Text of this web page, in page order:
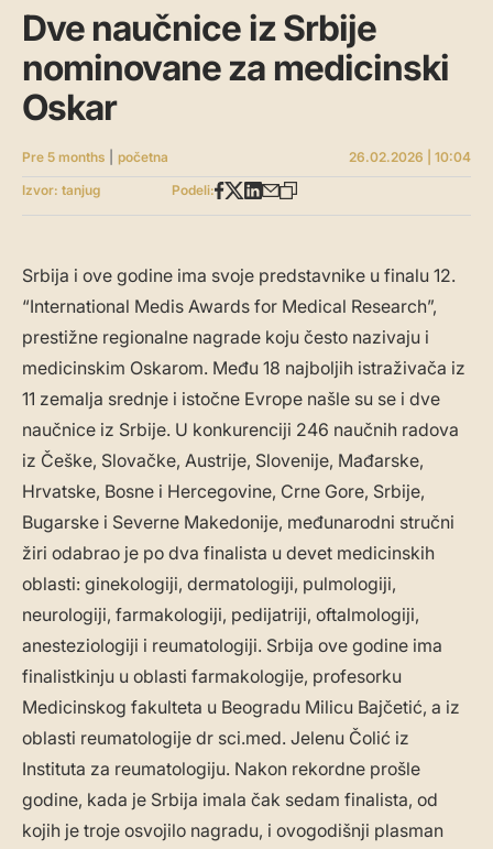
Dve naučnice iz Srbije
nominovane za medicinski
Oskar
Pre 5 months početna
26.02.2026 | 10:04
Izvor: tanjug
Podeli:
Srbija i ove godine ima svoje predstavnike u finalu 12.
“International Medis Awards for Medical Research”,
prestižne regionalne nagrade koju često nazivaju i
medicinskim Oskarom. Među 18 najboljih istraživača iz
11 zemalja srednje i istočne Evrope našle su se i dve
naučnice iz Srbije. U konkurenciji 246 naučnih radova
iz Češke, Slovačke, Austrije, Slovenije, Mađarske,
Hrvatske, Bosne i Hercegovine, Crne Gore, Srbije,
Bugarske i Severne Makedonije, međunarodni stručni
žiri odabrao je po dva finalista u devet medicinskih
oblasti: ginekologiji, dermatologiji, pulmologiji,
neurologiji, farmakologiji, pedijatriji, oftalmologiji,
anesteziologiji i reumatologiji. Srbija ove godine ima
finalistkinju u oblasti farmakologije, profesorku
Medicinskog fakulteta u Beogradu Milicu Bajčetić, a iz
oblasti reumatologije dr sci.med. Jelenu Čolić iz
Instituta za reumatologiju. Nakon rekordne prošle
godine, kada je Srbija imala čak sedam finalista, od
kojih je troje osvojilo nagradu, i ovogodišnji plasman